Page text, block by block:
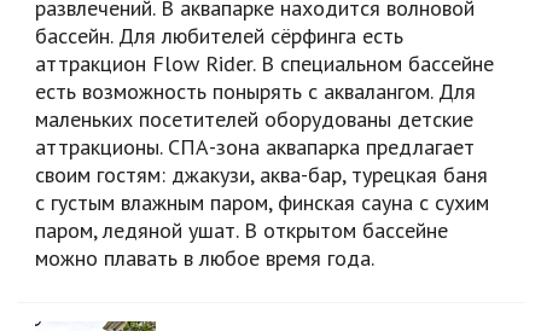
развлечений. В аквапарке находится волновой
бассейн. Для любителей сёрфинга есть
аттракцион Flow Rider. В специальном бассейне
есть возможность понырять с аквалангом. Для
маленьких посетителей оборудованы детские
аттракционы. СПА-зона аквапарка предлагает
своим гостям: джакузи, аква-бар, турецкая баня
с густым влажным паром, финская сауна с сухим
паром, ледяной ушат. В открытом бассейне
можно плавать в любое время года.